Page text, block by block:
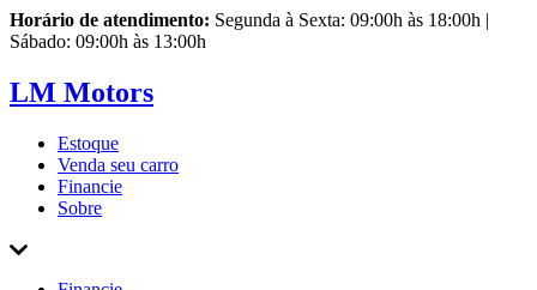
Horário de atendimento: Segunda à Sexta: 09:00h às 18:00h |
Sábado: 09:00h às 13:00h
LM Motors
Estoque
Venda seu carro
Financie
Sobre